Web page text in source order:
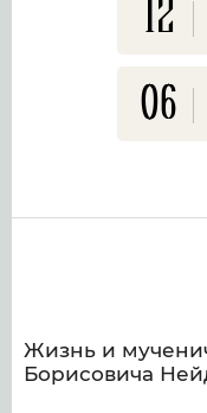
12
06
Жизнь и
Борисовича